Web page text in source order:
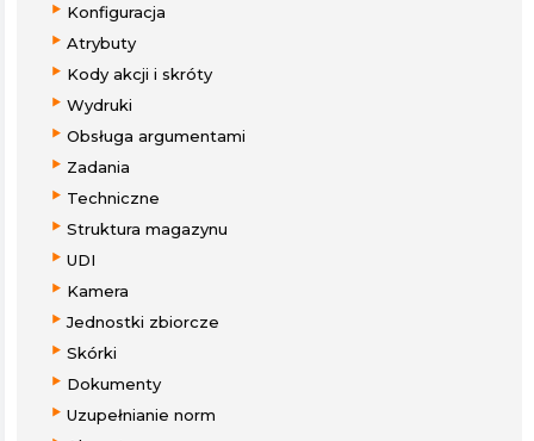
Konfiguracja
Atrybuty
Kody akcji i skróty
Wydruki
Obsługa argumentami
Zadania
Techniczne
Struktura magazynu
UDI
Kamera
Jednostki zbiorcze
Skórki
Dokumenty
Uzupełnianie norm